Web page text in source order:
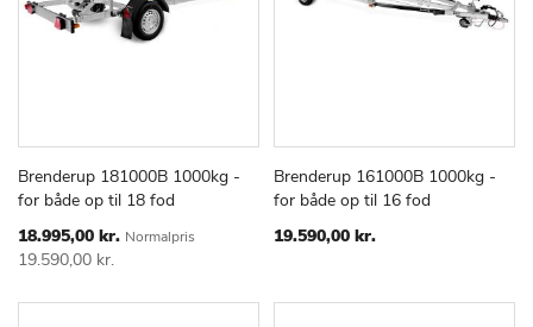
Læg i kurv
TILFØJ
ØNSKE
SAMMENLIGN
Brenderup 181000B 1000kg -
for både op til 18 fod
Special
Price
18.995,00 kr. Normalpris
19.590,00 kr.
Læg i kurv
TILFØJ
Brenderup 161000B 1000kg -
for både op til 16 fod
19.590,00 kr.